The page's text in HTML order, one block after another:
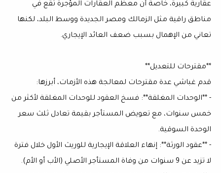
عقارية كبيرة، خاصة أن معظم العقارات المؤجرة تقع في
مناطق راقية مثل الزمالك ومصر الجديدة ووسط البلد، لكنها
تعاني من الإهمال بسبب ضعف العائد الإيجاري.
**مقترحات للتعديل**
قدم غباشي عدة مقترحات لمعالجة هذه الأزمات، أبرزها:
- **الوحدات المغلقة**: فسخ العقود للوحدات المغلقة لأكثر من
خمس سنوات، مع تعويض المستأجر بقيمة تعادل ثلث سعر
الوحدة السوقية.
- **عقود الورثة**: إنهاء العلاقة الإيجارية للوريث الأول خلال فترة
لا تزيد عن 9 سنوات من وفاة المستأجر الأصلي (الأب أو الأم).